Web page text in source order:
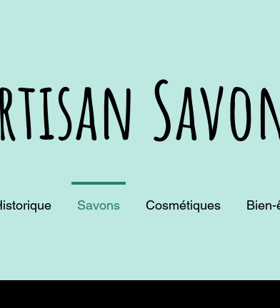
Savons Cosmétiques Bien-